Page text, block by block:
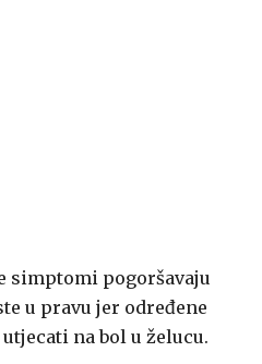
simptomi pogoršavaju
u pravu jer određene
na bol u želucu.